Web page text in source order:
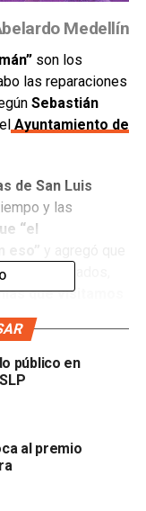
Medellín
son los
las reparaciones
Sebastián
Ayuntamiento de
de San Luis
y las
“el
interesados,
que visitamos
los interesados
sociedad civil, el
el material
“de la mejor
fue la
tuvimos el fin de
público en
al premio